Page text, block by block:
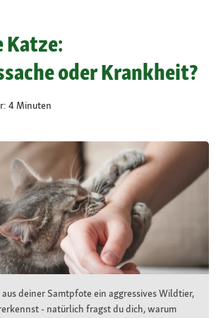
Katze:
oder Krankheit?
4 Minuten
deiner Samtpfote ein aggressives Wildtier,
- natürlich fragst du dich, warum